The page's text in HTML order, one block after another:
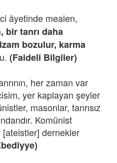
âyetinde mealen,
bir tanrı daha
bozulur, karma
(Faideli Bilgiler)
her zaman var
yer kaplayan şeyler
masonlar, tanrısız
Komünist
[ateistler] dernekler